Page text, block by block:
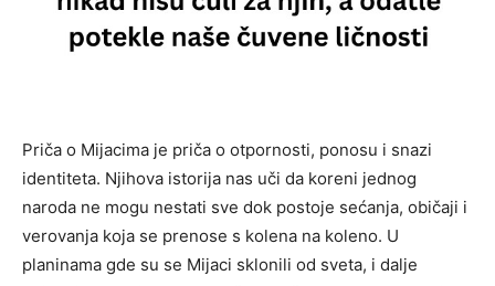
Priča o Mijacima je priča o otpornosti, ponosu i snazi
identiteta. Njihova istorija nas uči da koreni jednog
naroda ne mogu nestati sve dok postoje sećanja, običaji i
verovanja koja se prenose s kolena na koleno. U
planinama gde su se Mijaci sklonili od sveta, i dalje